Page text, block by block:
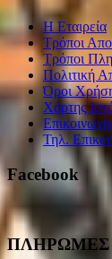
Η Εταιρεία
Τρόποι
Τρόποι
Πολιτική
Όροι
Χάρτης
Τηλ.
Facebook
ΠΛΗΡΩΜΕΣ